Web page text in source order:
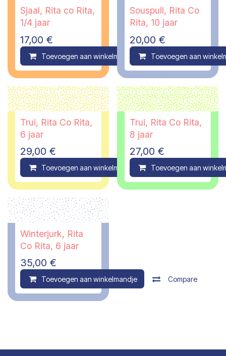
Sjaal, Rita co Rita,
1/4 jaar
17,00 €
Toevoegen aan winkelmandje Compare
Souspull, Rita Co
Rita, 10 jaar
20,00 €
Toevoegen aan
Trui, Rita Co Rita,
6 jaar
29,00 €
Toevoegen aan winkelmandje Compare
Trui, Rita Co Rita,
8 jaar
27,00 €
Toevoegen aan
Winterjurk, Rita
Co Rita, 6 jaar
35,00 €
Toevoegen aan winkelmandje Compare